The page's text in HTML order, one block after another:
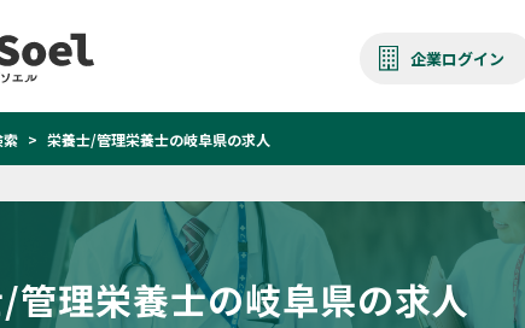
企業ログイン
索 栄養士/管理栄養士の岐阜県の求人
管理栄養士の岐阜県の求人